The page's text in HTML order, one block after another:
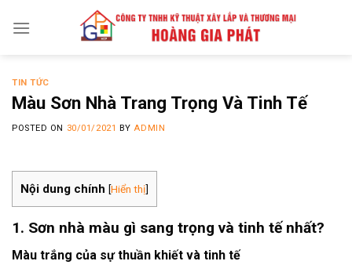
TIN TỨC
Màu Sơn Nhà Trang Trọng Và Tinh Tế
POSTED ON 30/01/2021 BYADMIN
Nội dung chính [Hiển thị]
1. Sơn nhà màu gì sang trọng và tinh tế nhất?
Màu trắng của sự thuần khiết và tinh tế